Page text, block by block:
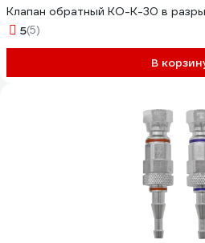
Клапан обратный КО-К-30 в
5(5)
В